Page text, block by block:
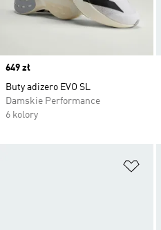
Price
649 zł
Buty adizero EVO SL
Damskie Performance
6 kolory